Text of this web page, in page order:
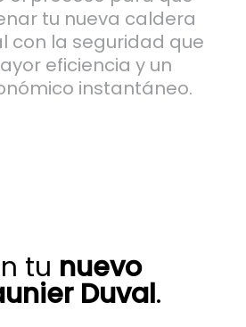
tu nueva caldera
con la seguridad que
eficiencia y un
instantáneo.
tu nuevo
Duval.